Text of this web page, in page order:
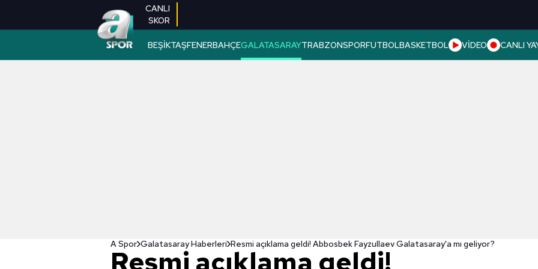
CANLI
SKOR
BEŞİKTAŞFENERBAHÇEGALATASARAYTRABZONSPORFUTBOLBASKETBOL VİDEO CANLI
A Spor Galatasaray Haberleri Resmi açıklama geldi! Abbosbek Fayzullaev Galatasaray'a mı geliyor?
Resmi açıklama geldi!